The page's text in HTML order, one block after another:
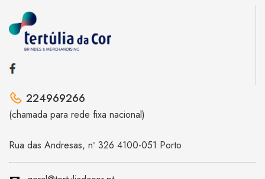
224969266
(chamada para rede fixa nacional)
Rua das Andresas, nº 326 4100-051 Porto